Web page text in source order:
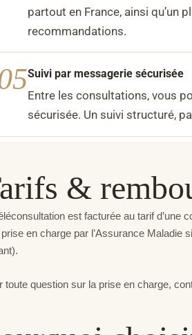
partout en France, ainsi qu’un
recommandations.
Suivi par messagerie sécurisée
Entre les consultations, vous
sécurisée. Un suivi structuré,
&
est facturée au tarif d’une
en charge par l’Assurance Maladie
toute question sur la prise en charge,